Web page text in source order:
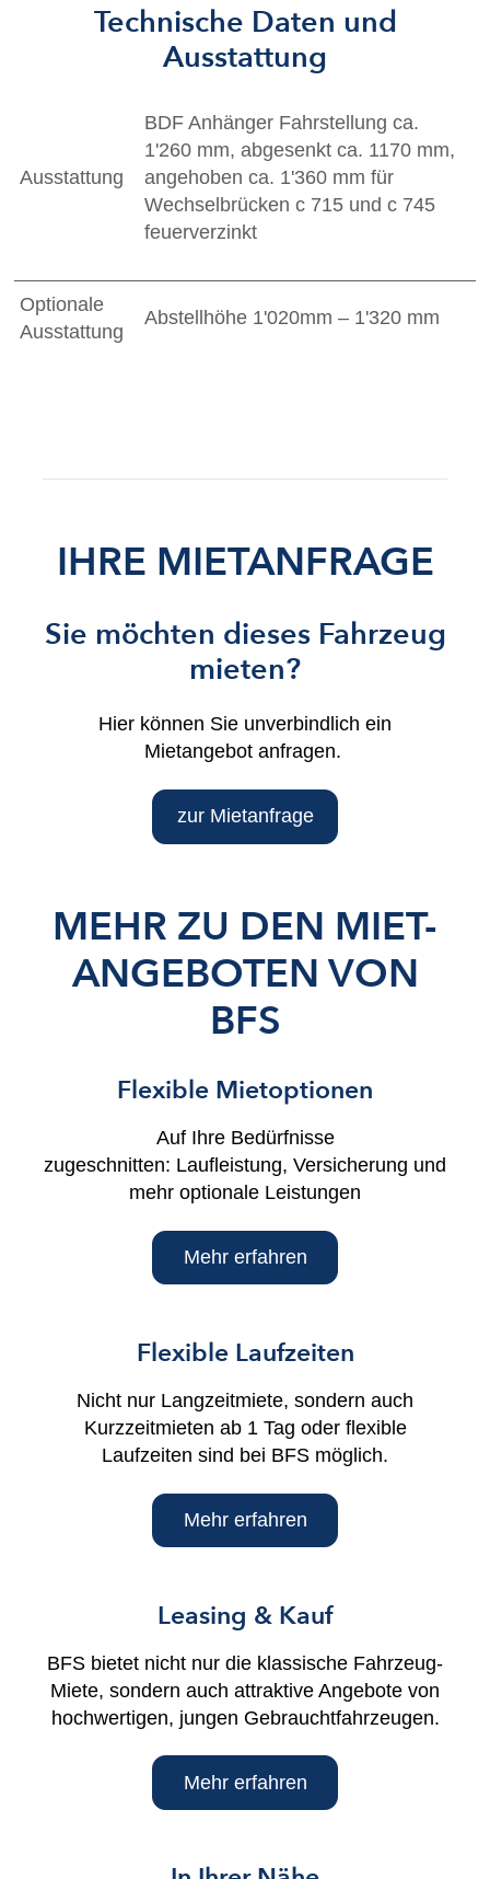
Technische Daten und
Ausstattung
Ausstattung
BDF Anhänger Fahrstellung ca.
1'260 mm, abgesenkt ca. 1170 mm,
angehoben ca. 1'360 mm für
Wechselbrücken c 715 und c 745
feuerverzinkt
Optionale
Ausstattung
Abstellhöhe 1'020mm – 1'320 mm
IHRE MIETANFRAGE
Sie möchten dieses Fahrzeug
mieten?
Hier können Sie unverbindlich ein
Mietangebot anfragen.
zur Mietanfrage
MEHR ZU DEN MIET-
ANGEBOTEN VON
BFS
Flexible Mietoptionen
Auf Ihre Bedürfnisse
zugeschnitten: Laufleistung, Versicherung und
mehr optionale Leistungen
Mehr erfahren
Flexible Laufzeiten
Nicht nur Langzeitmiete, sondern auch
Kurzzeitmieten ab 1 Tag oder flexible
Laufzeiten sind bei BFS möglich.
Mehr erfahren
Leasing & Kauf
BFS bietet nicht nur die klassische Fahrzeug-
Miete, sondern auch attraktive Angebote von
hochwertigen, jungen Gebrauchtfahrzeugen.
Mehr erfahren